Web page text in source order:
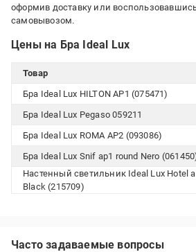
оформив доставку или
самовывозом.
Цены на Бра Ideal Lux
Товар
Бра Ideal Lux HILTON AP1 (075471)
Бра Ideal Lux Pegaso 059211
Бра Ideal Lux ROMA AP2 (093086)
Бра Ideal Lux Snif ap1 round Nero
Настенный светильник Ideal Lux Hotel
Black (215709)
Часто задаваемые вопросы